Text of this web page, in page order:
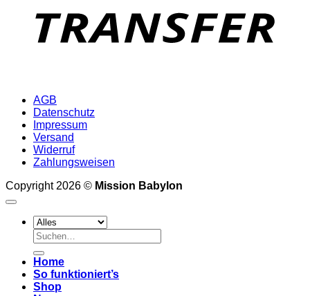
AGB
Datenschutz
Impressum
Versand
Widerruf
Zahlungsweisen
Copyright 2026 © Mission Babylon
Suchen
nach:
Home
So funktioniert’s
Shop